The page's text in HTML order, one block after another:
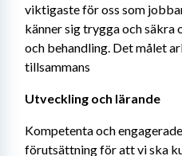
viktigaste för oss som
känner sig trygga och säkra
och behandling. Det målet
tillsammans
Utveckling och lärande
Kompetenta och
förutsättning för att vi ska